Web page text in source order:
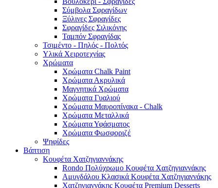
Σύμβολα Σφραγίδων
Ξύλινες Σφραγίδες
Σφραγίδες Σιλικόνης
Ταμπόν Σφραγίδας
Τσιμέντο - Πηλός - Πολτός
Υλικά Χειροτεχνίας
Χρώματα
Χρώματα Chalk Paint
Χρώματα Ακρυλικά
Μαγνητικά Χρώματα
Χρώματα Γυαλιού
Χρώματα Μαυροπίνακα - Chalk
Χρώματα Μεταλλικά
Χρώματα Υφάσματος
Χρώματα Φωσφοριζέ
Ψηφίδες
Βάπτιση
Κουφέτα Χατζηγιαννάκης
Rondo Πολύχρωμο Κουφέτα Χατζηγιαννάκης
Αμυγδάλου Κλασικά Κουφέτα Χατζηγιαννάκης
Χατζηγιαννάκης Κουφέτα Premium Desserts